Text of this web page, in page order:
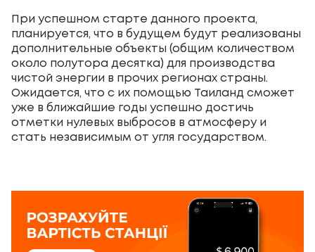
При успешном старте данного проекта,
планируется, что в будущем будут реализованы
дополнительные объекты (общим количеством
около полутора десятка) для производства
чистой энергии в прочих регионах страны.
Ожидается, что с их помощью Таиланд сможет
уже в ближайшие годы успешно достичь
отметки нулевых выбросов в атмосферу и
стать независимым от угля государством.